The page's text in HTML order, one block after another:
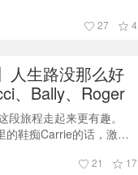
天穿衣指北😺这份“指
小伙伴们多提宝贵意
27 4
人生路没那么好
、Bally、Roger
旅程走起来更有趣。
鞋痴Carrie的话，激励
不渝。但很多人诚服于
维艰。究竟美貌又好穿的
21 17